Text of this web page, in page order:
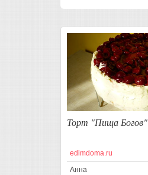
Торт "Пища Богов"
edimdoma.ru
Анна